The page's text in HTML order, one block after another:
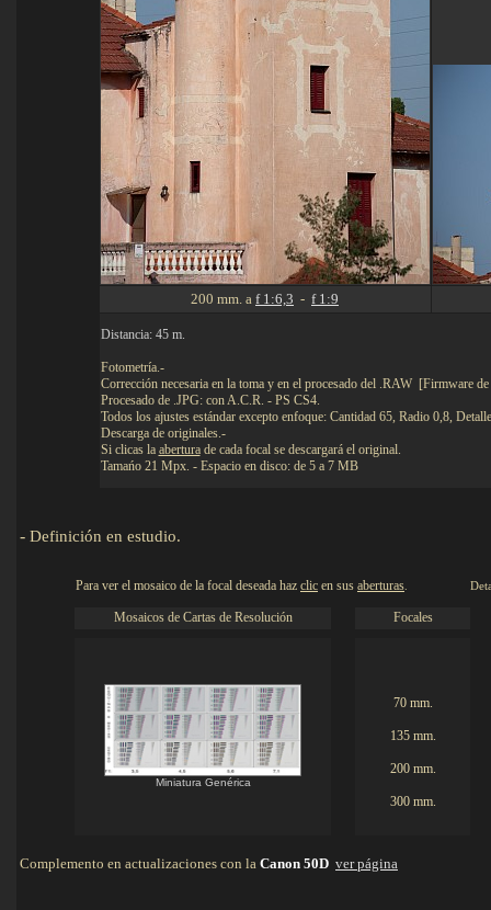
200 mm. a f 1:6,3 - f 1:9
Distancia: 45 m.
Fotometría.-
Corrección necesaria en la toma y en el procesado del .RAW [Firmware
Procesado de .JPG: con A.C.R. - PS CS4.
Todos los ajustes estándar excepto enfoque: Cantidad 65, Radio 0,8,
Descarga de originales.-
Si clicas la aberturade cada focal se descargará el original.
Tamańo 21 Mpx. - Espacio en disco: de 5 a 7 MB
- Definición en estudio.
Para ver el mosaico de la focal deseada haz clic en sus aberturas
Mosaicos de Cartas de Resolución Focales
Miniatura Genérica
70 mm.
135 mm.
200 mm.
300 mm.
Complemento en actualizaciones con la Canon 50D ver página